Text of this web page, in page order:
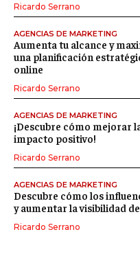
Ricardo Serrano
AGENCIAS DE MARKETING
Aumenta tu alcance y
una planificación
online
Ricardo Serrano
AGENCIAS DE MARKETING
¡Descubre cómo mejorar
impacto positivo!
Ricardo Serrano
AGENCIAS DE MARKETING
Descubre cómo los
y aumentar la visibilidad
Ricardo Serrano